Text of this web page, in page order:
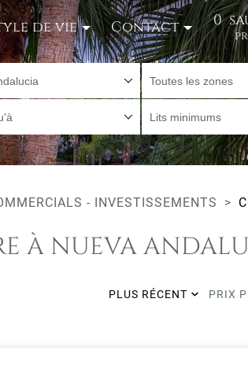
de vie Contact 0
Toutes les zones
Lits minimums
- INVESTISSEMENTS
À NUEVA
PLUS RÉCENT PRIX